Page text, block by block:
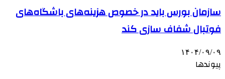
سازمان بورس باید در خصوص هزینه‌های باشگاه‌های
فوتبال شفاف سازی کند
۱۴۰۴/۰۹/۰۹
پیوندها